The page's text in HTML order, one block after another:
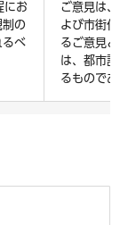
にお
制の
るべ
ご意見は、
よび市街化
るご意見と
は、都市計
るものであ